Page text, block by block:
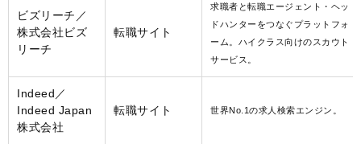
ビズリーチ／
株式会社ビズ
リーチ
転職サイト
求職者と転職エージェント・ヘッ
ドハンターをつなぐプラットフォ
ーム。ハイクラス向けのスカウト
サービス。
Indeed／
Indeed Japan
株式会社
転職サイト 世界No.1の求人検索エンジン。